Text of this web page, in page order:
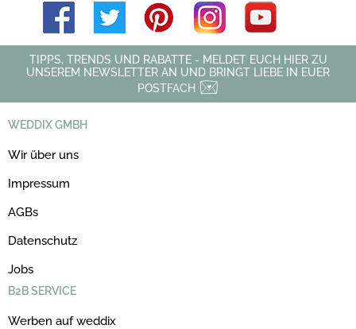
TIPPS, TRENDS UND RABATTE - MELDET EUCH HIER ZU
UNSEREM NEWSLETTER AN UND BRINGT LIEBE IN EUER
POSTFACH
WEDDIX GMBH
Wir über uns
Impressum
AGBs
Datenschutz
Jobs
B2B SERVICE
Werben auf weddix